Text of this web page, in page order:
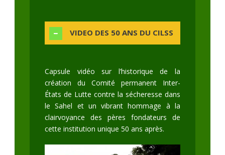
VIDEO DES 50 ANS DU CILSS
Capsule vidéo sur l’historique de la
création du Comité permanent Inter-
États de Lutte contre la sécheresse dans
le Sahel et un vibrant hommage à la
clairvoyance des pères fondateurs de
cette institution unique 50 ans après.